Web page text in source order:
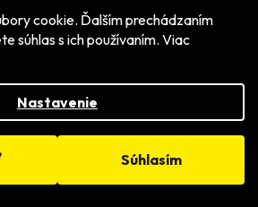
cookie. Ďalším prechádzaním
súhlas s ich používaním. Viac
Nastavenie
Súhlasím
€289 bez DPH
€355,47